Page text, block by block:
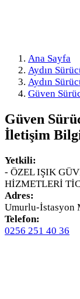
Ana Sayfa
Aydın
Aydın
Güven
Güven
İletişim
Yetkili:
- ÖZEL IŞIK
HİZMETLERİ
Adres:
Umurlu-İstasyon
Telefon:
0256 251 40 36